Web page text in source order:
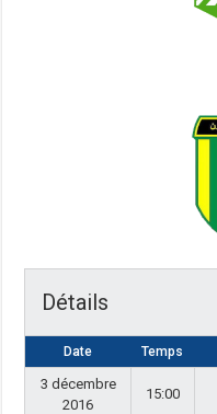
Détails
Date Temps
3 décembre
2016
15:00